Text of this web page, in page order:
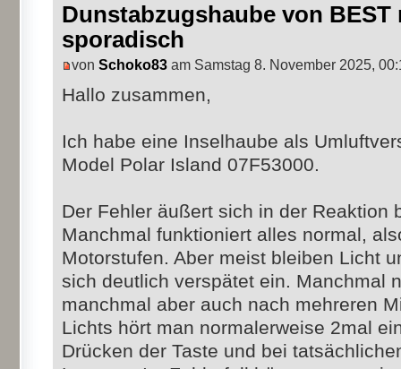
Dunstabzugshaube von BEST
sporadisch
von Schoko83 am Samstag 8. November 2025,
Hallo zusammen,
Ich habe eine Inselhaube als
Model Polar Island 07F53000.
Der Fehler äußert sich in der Reaktion
Manchmal funktioniert alles normal,
Motorstufen. Aber meist bleiben Licht
sich deutlich verspätet ein. Manchmal
manchmal aber auch nach mehreren
Lichts hört man normalerweise 2mal
Drücken der Taste und bei